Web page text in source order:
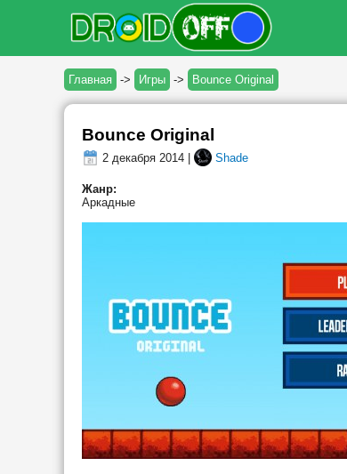
Главная -> Игры -> Bounce Original
Bounce Original
2 декабря 2014 | Shade
Жанр:
Аркадные